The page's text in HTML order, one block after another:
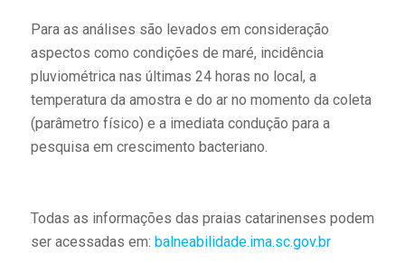
Para as análises são levados em consideração
aspectos como condições de maré, incidência
pluviométrica nas últimas 24 horas no local, a
temperatura da amostra e do ar no momento da coleta
(parâmetro físico) e a imediata condução para a
pesquisa em crescimento bacteriano.
Todas as informações das praias catarinenses podem
ser acessadas em: balneabilidade.ima.sc.gov.br